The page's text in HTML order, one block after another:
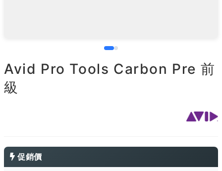
Avid Pro Tools Carbon Pre 前
級
促銷價